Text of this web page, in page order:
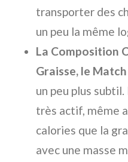
transporter des
un peu la même
La Composition
Graisse, le
un peu plus
très actif, même
calories que la
avec une masse